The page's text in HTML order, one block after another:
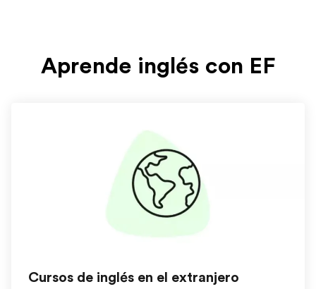
Aprende inglés con EF
Cursos de inglés en el extranjero